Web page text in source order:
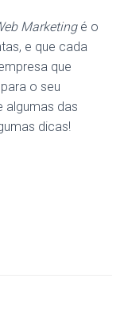
Marketingé o
e que cada
que
o seu
algumas das
dicas!